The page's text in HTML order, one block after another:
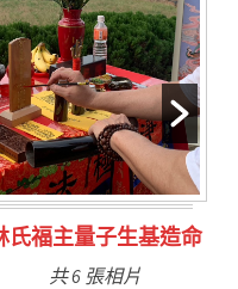
台南永康風水鑑定
共 9 張相片